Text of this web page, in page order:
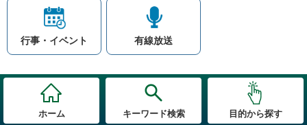
ホーム キーワード検索 目的から探す
注目ワード
公共交通
入札
高齢者福祉 補助金
行事・イベント 有線放送
© Village Hara